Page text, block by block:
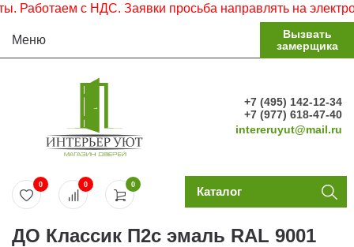
с НДС. Заявки просьба направлять на
Меню
Вызвать
замерщика
+7 (495) 142-12-34
+7 (977) 618-47-40
intereruyut@mail.ru
0
0 0 Каталог
ДО Классик П2с эмаль RAL 9001